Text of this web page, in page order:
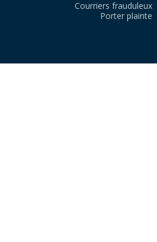
Courriers frauduleux
Porter plainte